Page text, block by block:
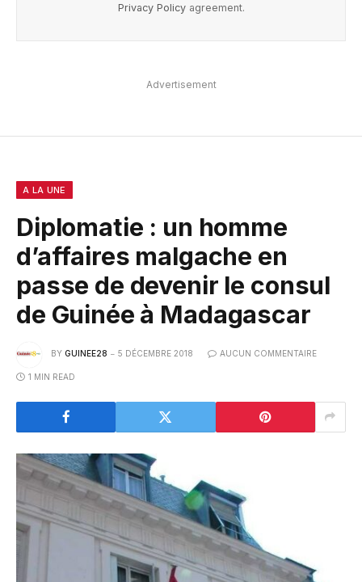
Privacy Policyagreement.
Advertisement
A LA UNE
Diplomatie : un homme
d’affaires malgache en
passe de devenir le consul
de Guinée à Madagascar
BY GUINEE28 5 DÉCEMBRE 2018 AUCUN COMMENTAIRE
1 MIN READ